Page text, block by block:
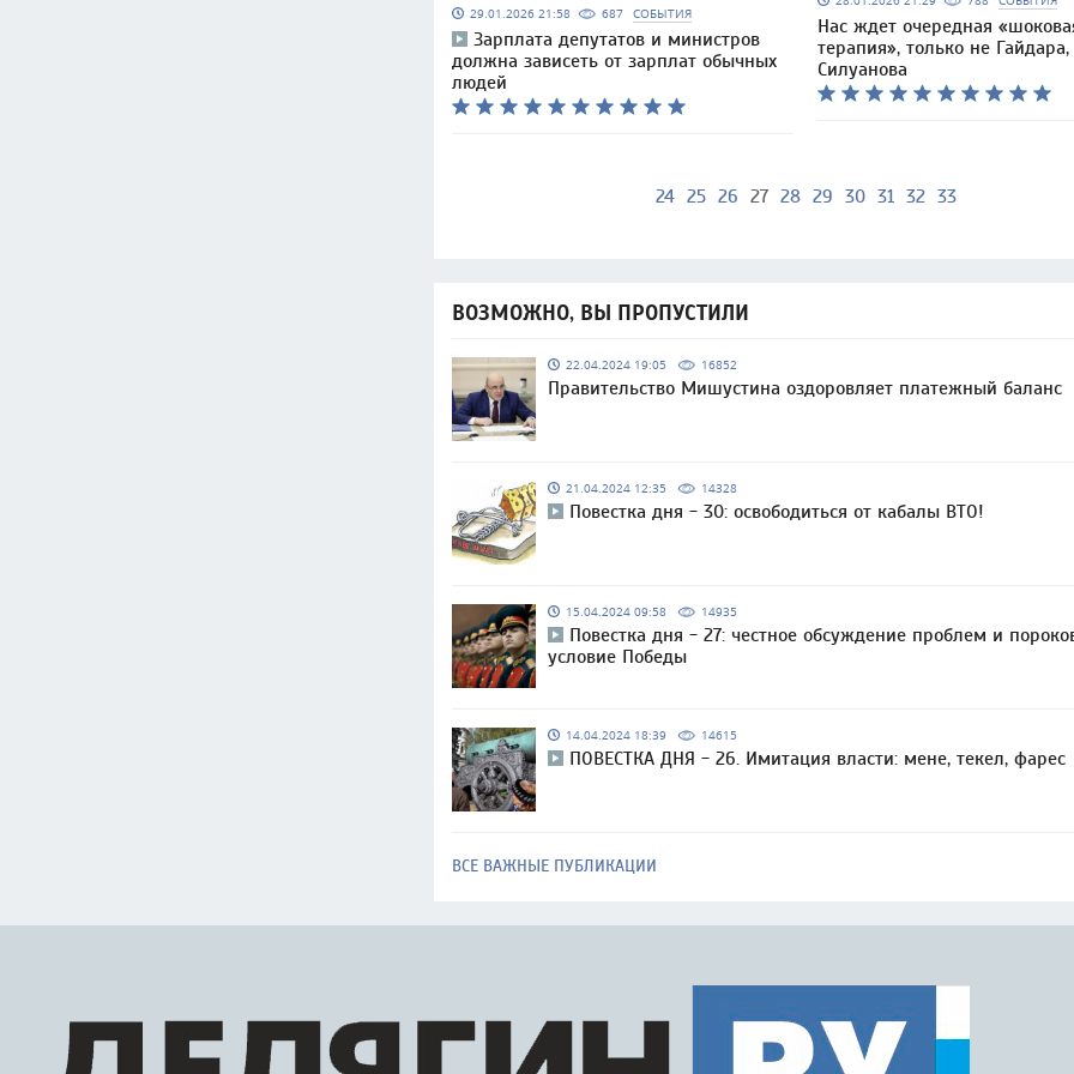
29.01.2026 21:58 687 СОБЫТИЯ
Зарплата депутатов и министров
должна зависеть от зарплат обычных
людей
Нас ждет очередная
терапия», только не Гайдара,
Силуанова
24 25 26 27 28 29 30 31 32 33
ВОЗМОЖНО, ВЫ ПРОПУСТИЛИ
22.04.2024 19:05 16852
Правительство Мишустина оздоровляет платежный баланс
21.04.2024 12:35 14328
Повестка дня - 30: освободиться от кабалы ВТО!
15.04.2024 09:58 14935
Повестка дня - 27: честное обсуждение проблем и
условие Победы
14.04.2024 18:39 14615
ПОВЕСТКА ДНЯ - 26. Имитация власти: мене, текел, фарес
ВСЕ ВАЖНЫЕ ПУБЛИКАЦИИ